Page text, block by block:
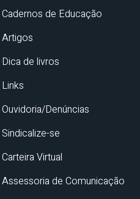
Cadernos de Educação
Artigos
Dica de livros
Links
Ouvidoria/Denúncias
Sindicalize-se
Carteira Virtual
Assessoria de Comunicação